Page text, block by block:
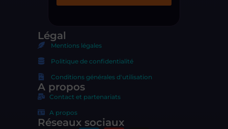
Légal
Mentions légales
Politique de confidentialité
Conditions générales d'utilisation
A propos
Contact et partenariats
A propos
Réseaux sociaux